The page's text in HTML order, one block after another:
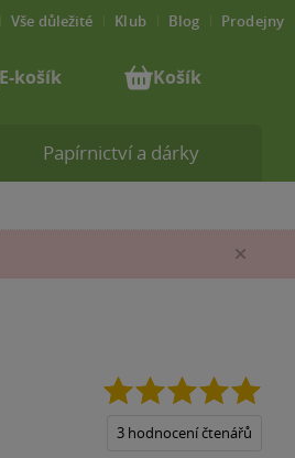
3 hodnocení čtenářů
Papírnictví a dárky
Vše důležité Klub Blog Prodejny
E-košík Košík